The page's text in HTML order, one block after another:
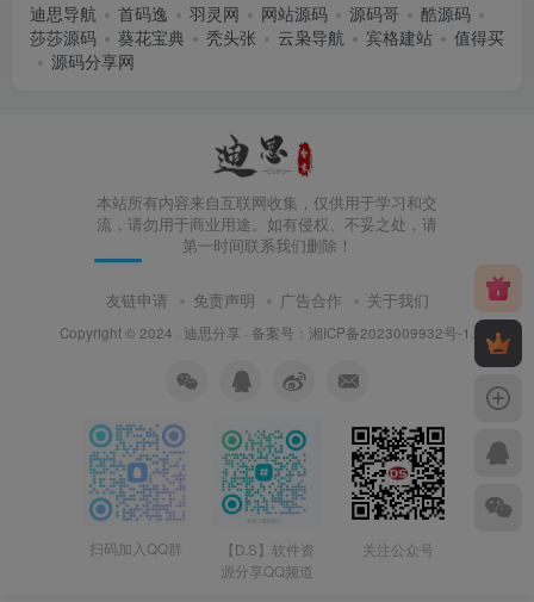
迪思导航 首码逸 羽灵网 网站源码 源码哥
酷源码
莎莎源码
葵花宝典 秃头张 云枭导航 宾格建站
值得买
源码分享网
本站所有内容来自互联网收集，仅供用于学习和交
流，请勿用于商业用途。如有侵权、不妥之处，请
第一时间联系我们删除！
友链申请 免责声明 广告合作 关于我们
Copyright © 2024 · 迪思分享 · 备案号： 湘ICP备2023009932号-1 .
扫码加入QQ群
【D.S】软件资
源分享QQ频道
关注公众号